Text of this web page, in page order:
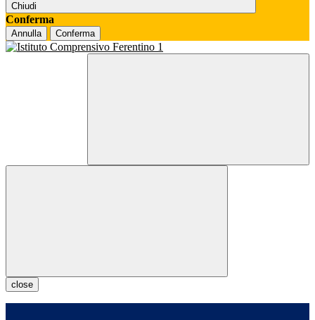
Chiudi
Conferma
Annulla Conferma
close